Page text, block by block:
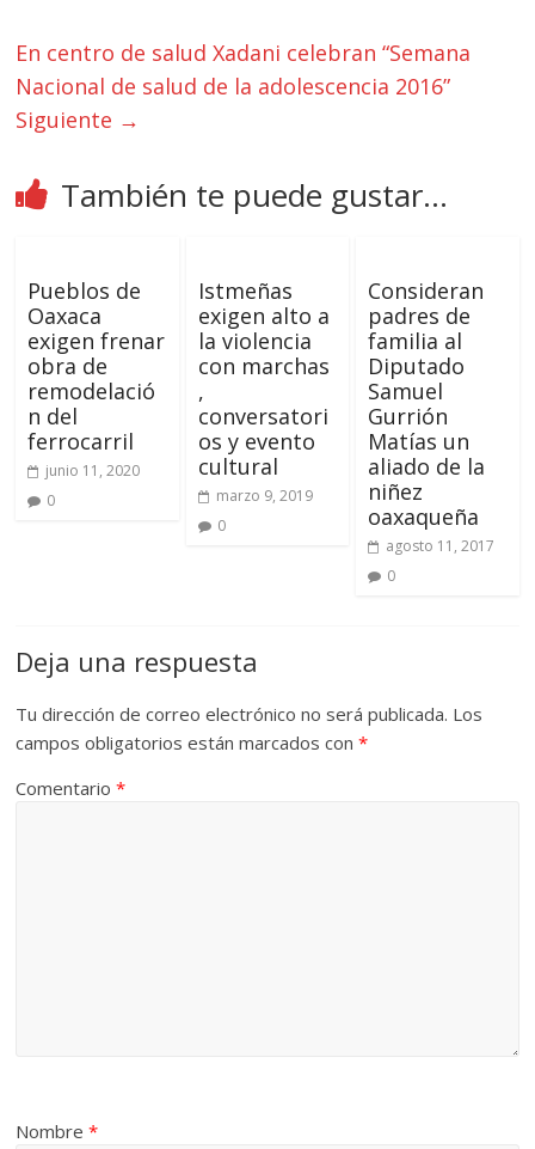
En centro de salud Xadani celebran “Semana
Nacional de salud de la adolescencia 2016”
Siguiente →
También te puede gustar...
Pueblos de
Oaxaca
exigen frenar
obra de
remodelació
n del
ferrocarril
junio 11, 2020
0
Istmeñas
exigen alto a
la violencia
con marchas
,
conversatori
os y evento
cultural
marzo 9, 2019
0
Consideran
padres de
familia al
Diputado
Samuel
Gurrión
Matías un
aliado de la
niñez
oaxaqueña
agosto 11, 2017
0
Deja una respuesta
Tu dirección de correo electrónico no será publicada. Los
campos obligatorios están marcados con*
Comentario*
Nombre*